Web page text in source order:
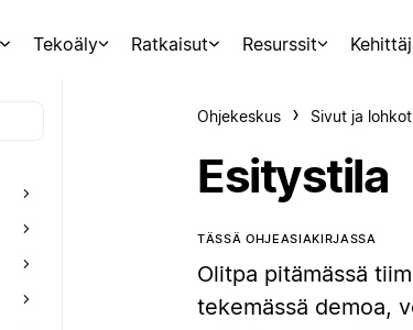
Tekoäly Ratkaisut Resurssit
Ohjekeskus Sivut ja lohkot
Esitystila
TÄSSÄ OHJEASIAKIRJASSA
Olitpa pitämässä
tekemässä demoa,